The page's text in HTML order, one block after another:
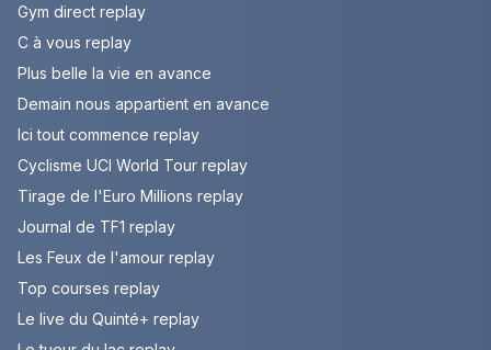
Gym direct replay
C à vous replay
Plus belle la vie en avance
Demain nous appartient en avance
Ici tout commence replay
Cyclisme UCI World Tour replay
Tirage de l'Euro Millions replay
Journal de TF1 replay
Les Feux de l'amour replay
Top courses replay
Le live du Quinté+ replay